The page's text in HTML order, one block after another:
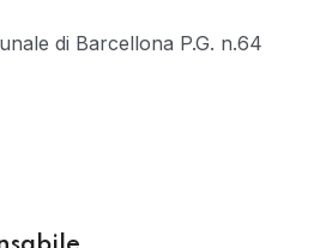
di Barcellona P.G. n.64